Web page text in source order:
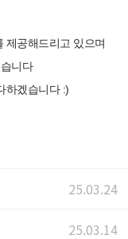
제공해드리고 있으며
니다
하겠습니다 :)
25.03.24
25.03.14